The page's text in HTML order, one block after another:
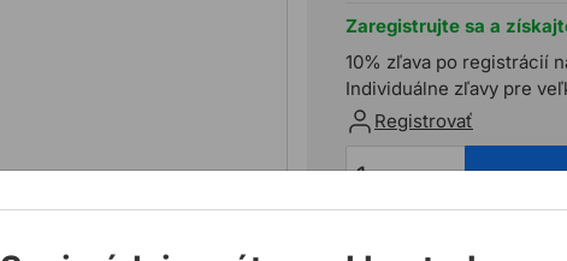
Zaregistrujte sa a
10% zľava po registrácií
Individuálne zľavy pre
Registrovať